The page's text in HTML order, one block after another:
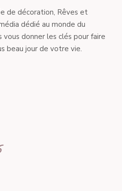
de décoration, Rêves et
dédié au monde du
vous donner les clés pour faire
beau jour de votre vie.